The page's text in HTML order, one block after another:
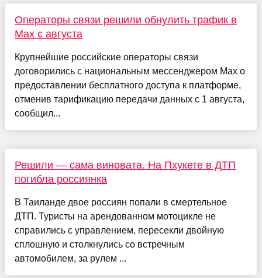
Операторы связи решили обнулить трафик в
Max с августа
Крупнейшие российские операторы связи
договорились с национальным мессенджером Max о
предоставлении бесплатного доступа к платформе,
отменив тарификацию передачи данных с 1 августа,
сообщил...
Решили — сама виновата. На Пхукете в ДТП
погибла россиянка
В Таиланде двое россиян попали в смертельное
ДТП. Туристы на арендованном мотоцикле не
справились с управлением, пересекли двойную
сплошную и столкнулись со встречным
автомобилем, за рулем ...